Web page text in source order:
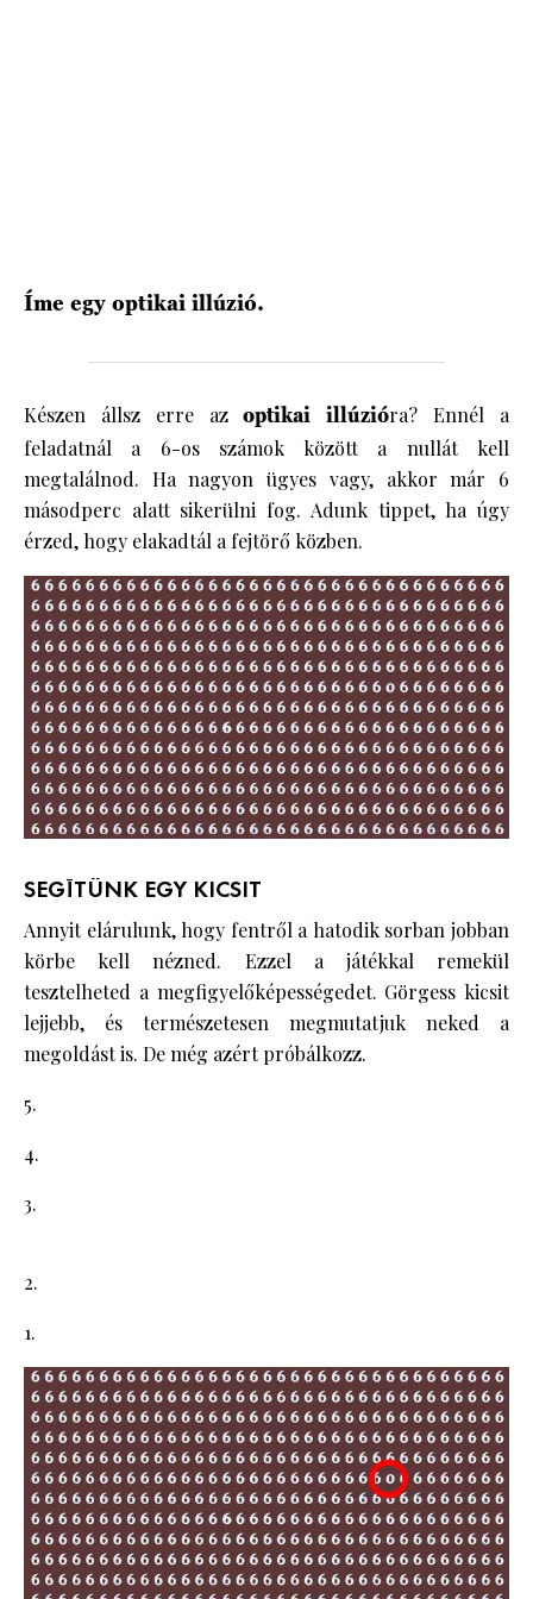
Íme egy optikai illúzió.
Készen állsz erre azoptikai illúzióra? Ennél a
feladatnál a 6-os számok között a nullát kell
megtalálnod. Ha nagyon ügyes vagy, akkor már 6
másodperc alatt sikerülni fog. Adunk tippet, ha úgy
érzed, hogy elakadtál a fejtörő közben.
SEGÍTÜNK EGY KICSIT
Annyit elárulunk, hogy fentről a hatodik sorban jobban
körbe kell nézned. Ezzel a játékkal remekül
tesztelheted a megfigyelőképességedet. Görgess kicsit
lejjebb, és természetesen megmutatjuk neked a
megoldást is. De még azért próbálkozz.
5.
4.
3.
2.
1.